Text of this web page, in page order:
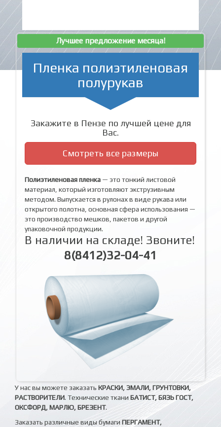
Лучшее предложение месяца!
Пленка полиэтиленовая
полурукав
Закажите в Пензе по лучшей цене для
Вас.
Смотреть все размеры
Полиэтиленовая пленка — это тонкий листовой
материал, который изготовляют экструзивным
методом. Выпускается в рулонах в виде рукава или
открытого полотна, основная сфера использования —
это производство мешков, пакетов и другой
упаковочной продукции.
В наличии на складе! Звоните!
8(8412)32-04-41
У нас вы можете заказать КРАСКИ, ЭМАЛИ, ГРУНТОВКИ,
РАСТВОРИТЕЛИ. Технические ткани БАТИСТ, БЯЗЬ ГОСТ,
ОКСФОРД, МАРЛЮ, БРЕЗЕНТ.
Заказать различные виды бумагиПЕРГАМЕНТ,